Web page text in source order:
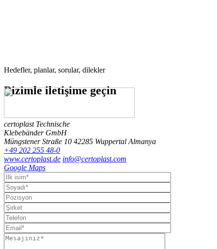
Hedefler, planlar, sorular, dilekler
Bizimleiletişime geçin
certoplast Technische
Klebebänder GmbH
Müngstener Straße 10 42285 Wuppertal Almanya
+49 202 255 48-0
www.certoplast.de info@certoplast.com
Google Maps